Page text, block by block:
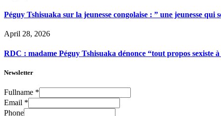
Péguy Tshisuaka sur la jeunesse congolaise : ” une jeunesse qui
April 28, 2026
RDC : madame Péguy Tshisuaka dénonce “tout propos sexiste
Newsletter
Fullname *
Email *
Phone